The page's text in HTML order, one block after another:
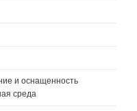
и оснащенность
среда